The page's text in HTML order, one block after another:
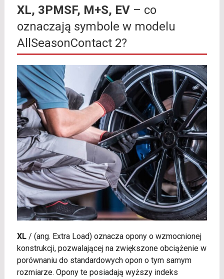
XL, 3PMSF, M+S, EV– co
oznaczają symbole w modelu
AllSeasonContact 2?
XL/ (ang. Extra Load) oznacza opony o wzmocnionej
konstrukcji, pozwalającej na zwiększone obciążenie w
porównaniu do standardowych opon o tym samym
rozmiarze. Opony te posiadają wyższy indeks